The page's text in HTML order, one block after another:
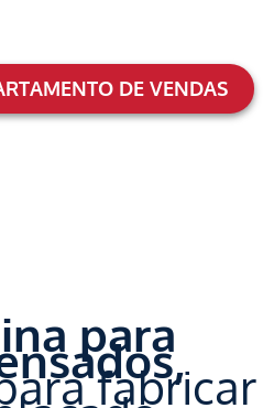
DE VENDAS
para
fabricar